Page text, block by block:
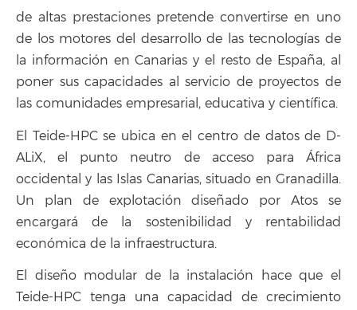
de altas prestaciones pretende convertirse en uno
de los motores del desarrollo de las tecnologías de
la información en Canarias y el resto de España, al
poner sus capacidades al servicio de proyectos de
las comunidades empresarial, educativa y científica.
El Teide-HPC se ubica en el centro de datos de D-
ALiX, el punto neutro de acceso para África
occidental y las Islas Canarias, situado en Granadilla.
Un plan de explotación diseñado por Atos se
encargará de la sostenibilidad y rentabilidad
económica de la infraestructura.
El diseño modular de la instalación hace que el
Teide-HPC tenga una capacidad de crecimiento